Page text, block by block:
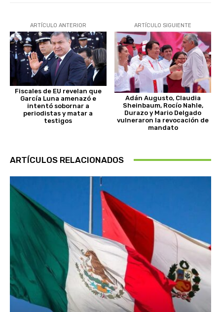
ARTÍCULO ANTERIOR
Fiscales de EU revelan que
García Luna amenazó e
intentó sobornar a
periodistas y matar a
testigos
ARTÍCULO SIGUIENTE
Adán Augusto, Claudia
Sheinbaum, Rocío Nahle,
Durazo y Mario Delgado
vulneraron la revocación de
mandato
ARTÍCULOS RELACIONADOS